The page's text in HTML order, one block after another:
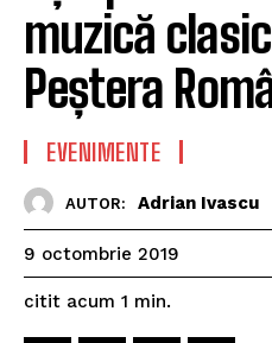
muzică
Peștera
EVENIMENTE
AUTOR: Adrian Ivascu
9 octombrie 2019
citit acum 1 min.